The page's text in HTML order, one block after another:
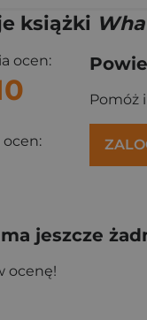
książki
ocen:
ocen:
Pomóż
jeszcze
ocenę!